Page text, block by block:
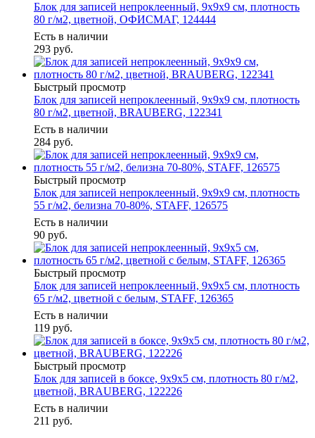
Блок для записей непроклеенный, 9х9х9 см, плотность
80 г/м2, цветной, ОФИСМАГ, 124444
Есть в наличии
293 руб.
Быстрый просмотр
Блок для записей непроклеенный, 9х9х9 см, плотность
80 г/м2, цветной, BRAUBERG, 122341
Есть в наличии
284 руб.
Быстрый просмотр
Блок для записей непроклеенный, 9х9х9 см, плотность
55 г/м2, белизна 70-80%, STAFF, 126575
Есть в наличии
90 руб.
Быстрый просмотр
Блок для записей непроклеенный, 9х9х5 см, плотность
65 г/м2, цветной с белым, STAFF, 126365
Есть в наличии
119 руб.
Быстрый просмотр
Блок для записей в боксе, 9х9х5 см, плотность 80 г/м2,
цветной, BRAUBERG, 122226
Есть в наличии
211 руб.